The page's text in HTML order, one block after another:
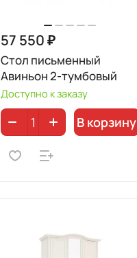
57 550 ₽
Стол письменный
Авиньон 2-тумбовый
Доступно к заказу
В корзину